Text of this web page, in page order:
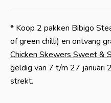
* Koop 2 pakken Bibigo
of green chilli) en ontvang
Chicken Skewers Sweet &
geldig van 7 t/m 27 januari
strekt.